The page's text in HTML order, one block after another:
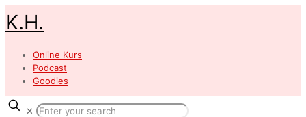
K.H.
Online Kurs
Podcast
Goodies
✕